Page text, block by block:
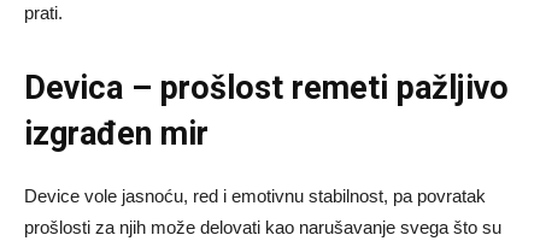
prati.
Devica – prošlost remeti pažljivo
izgrađen mir
Device vole jasnoću, red i emotivnu stabilnost, pa povratak
prošlosti za njih može delovati kao narušavanje svega što su